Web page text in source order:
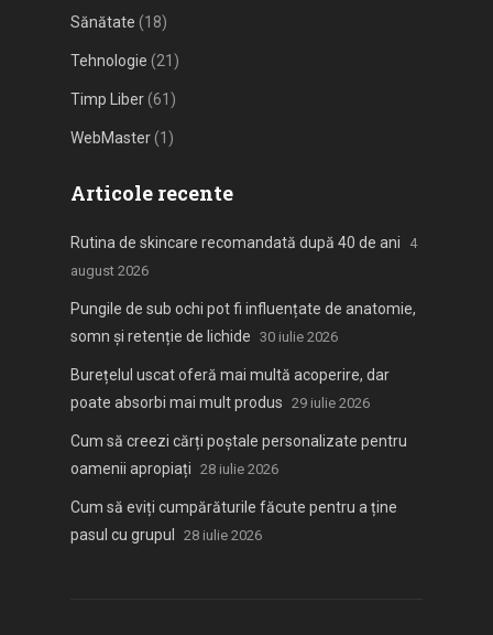
Sănătate (18)
Tehnologie (21)
Timp Liber(61)
WebMaster(1)
Articole recente
Rutina de skincare recomandată după 40 de ani
4
august 2026
Pungile de sub ochi pot fi influențate de anatomie,
somn și retenție de lichide 30 iulie 2026
Burețelul uscat oferă mai multă acoperire, dar
poate absorbi mai mult produs 29 iulie 2026
Cum să creezi cărți poștale personalizate pentru
oamenii apropiați 28 iulie 2026
Cum să eviți cumpărăturile făcute pentru a ține
pasul cu grupul
28 iulie 2026